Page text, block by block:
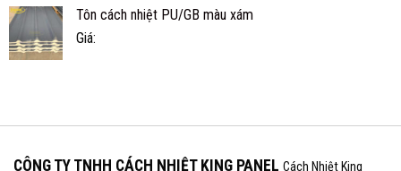
Tôn cách nhiệt PU/GB màu xám
Giá:
CÔNG TY TNHH CÁCH NHIỆT KING PANEL Cách Nhiệt King